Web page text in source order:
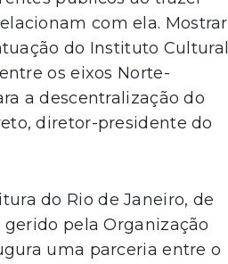
com ela. Mostrar
do Instituto Cultural
os eixos Norte-
a descentralização do
diretor-presidente do
do Rio de Janeiro, de
pela Organização
uma parceria entre o